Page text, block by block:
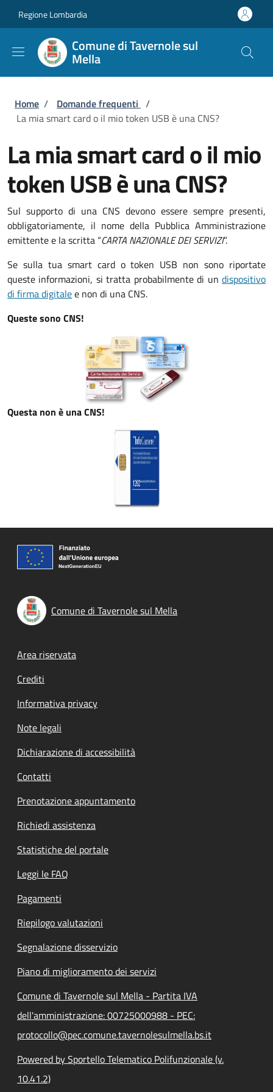
Regione Lombardia
Comune di Tavernole sul
Mella
Briciole di pane
Home / Domande frequenti /
La mia smart card o il mio token USB è una CNS?
La mia smart card o il mio
token USB è una CNS?
Sul supporto di una CNS devono essere sempre presenti,
obbligatoriamente, il nome della Pubblica Amministrazione
emittente e la scritta “CARTA NAZIONALE DEI SERVIZI”.
Se sulla tua smart card o token USB non sono riportate
queste informazioni, si tratta probabilmente di un dispositivo
di firma digitalee non di una CNS.
Queste sono CNS!
Questa non è una CNS!
Comune di Tavernole sul Mella
Footer menu
Area riservata
Crediti
Informativa privacy
Note legali
Dichiarazione di accessibilità
Contatti
Prenotazione appuntamento
Richiedi assistenza
Statistiche del portale
Leggi le FAQ
Pagamenti
Riepilogo valutazioni
Segnalazione disservizio
Piano di miglioramento dei servizi
Comune di Tavernole sul Mella - Partita IVA
dell'amministrazione: 00725000988 - PEC:
protocollo@pec.comune.tavernolesulmella.bs.it
Powered by Sportello Telematico Polifunzionale (v.
10.41.2)